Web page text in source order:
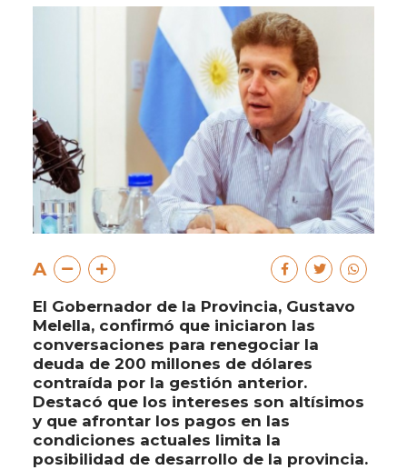
A
El Gobernador de la Provincia, Gustavo
Melella, confirmó que iniciaron las
conversaciones para renegociar la
deuda de 200 millones de dólares
contraída por la gestión anterior.
Destacó que los intereses son altísimos
y que afrontar los pagos en las
condiciones actuales limita la
posibilidad de desarrollo de la provincia.